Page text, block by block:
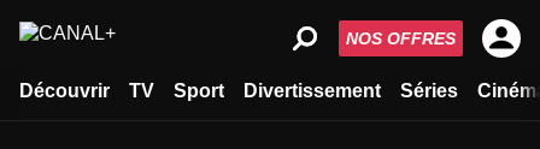
Découvrir TV Sport Divertissement Séries
NOS OFFRES